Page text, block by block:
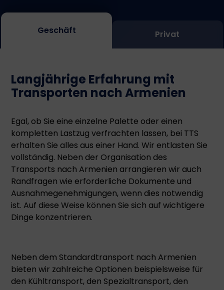
Geschäft Privat
Langjährige Erfahrung mit
Transporten nach Armenien
Egal, ob Sie eine einzelne Palette oder einen
kompletten Lastzug verfrachten lassen, bei TTS
erhalten Sie alles aus einer Hand. Wir entlasten Sie
vollständig. Neben der Organisation des
Transports nach Armenien arrangieren wir auch
Randfragen wie erforderliche Dokumente und
Ausnahmegenehmigungen, wenn dies notwendig
ist. Auf diese Weise können Sie sich auf wichtigere
Dinge konzentrieren.
Neben dem Standardtransport nach Armenien
bieten wir zahlreiche Optionen beispielsweise für
den Kühltransport, den Spezialtransport, den